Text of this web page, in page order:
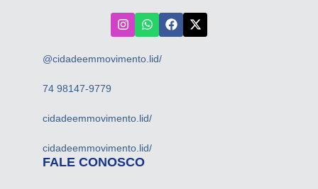
@cidadeemmovimento.lid/
74 98147-9779
cidadeemmovimento.lid/
cidadeemmovimento.lid/
FALE CONOSCO